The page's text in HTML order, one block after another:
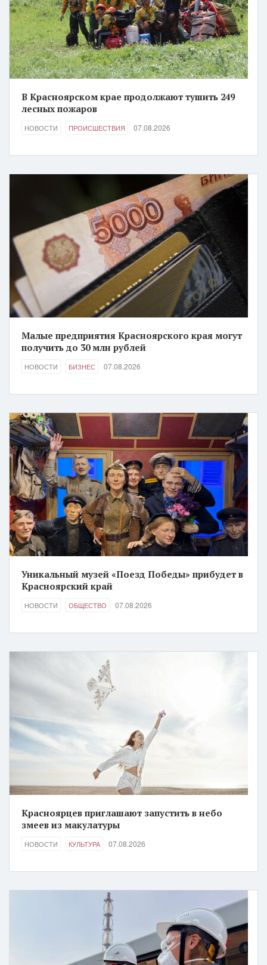
В Красноярском крае продолжают тушить 249
лесных пожаров
НОВОСТИ ПРОИСШЕСТВИЯ 07.08.2026
Малые предприятия Красноярского края могут
получить до 30 млн рублей
НОВОСТИ БИЗНЕС 07.08.2026
Уникальный музей «Поезд Победы» прибудет в
Красноярский край
НОВОСТИ ОБЩЕСТВО 07.08.2026
Красноярцев приглашают запустить в небо
змеев из макулатуры
НОВОСТИ КУЛЬТУРА 07.08.2026